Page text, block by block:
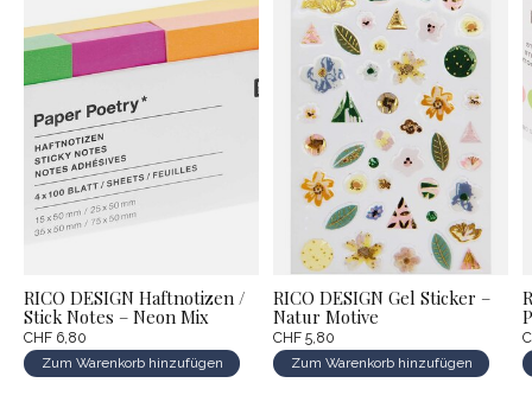
RICO DESIGN Haftnotizen /
Stick Notes – Neon Mix
CHF 6,80
Zum Warenkorb hinzufügen
RICO DESIGN Gel Sticker –
Natur Motive
CHF 5,80
Zum Warenkorb hinzufügen